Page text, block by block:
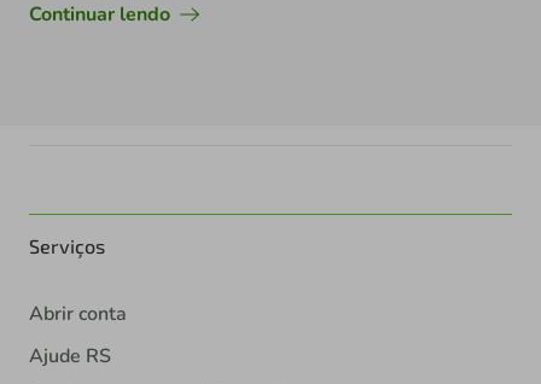
Continuar lendo
Serviços
Abrir conta
Ajude RS